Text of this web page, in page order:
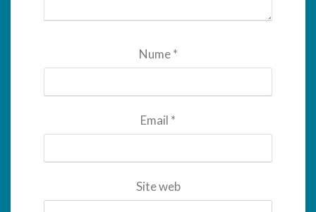
Nume*
Email *
Site web